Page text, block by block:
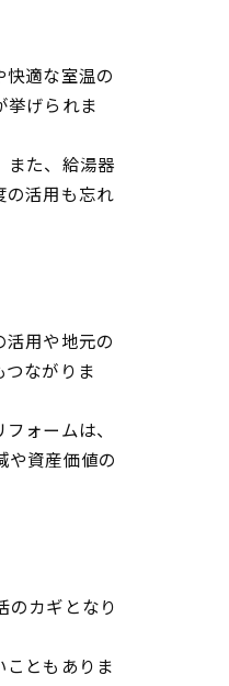
適な室温の
挙げられま
また、給湯器
の活用も忘れ
用や地元の
ながりま
ォームは、
や資産価値の
のカギとなり
ともありま